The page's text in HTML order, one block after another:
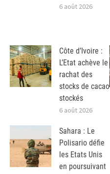
6 août 2026
Côte d’Ivoire :
L’Etat achève le
rachat des
stocks de cacao
stockés
6 août 2026
Sahara : Le
Polisario défie
les Etats Unis
en poursuivant